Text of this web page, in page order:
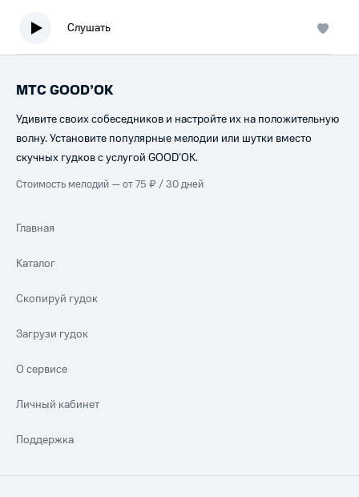
Слушать
МТС GOOD’OK
Удивите своих собеседников и настройте их на положительную
волну. Установите популярные мелодии или шутки вместо
скучных гудков с услугой GOOD’OK.
Стоимость мелодий — от 75 ₽ / 30 дней
Главная
Каталог
Скопируй гудок
Загрузи гудок
О сервисе
Личный кабинет
Поддержка